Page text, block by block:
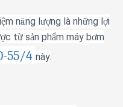
ệm năng lượng là những lợi
c từ sản phẩm máy bơm
55/4 này.